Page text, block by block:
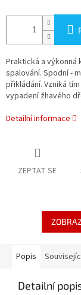
Praktická a
spalování. Spodní -
přikládání. Vzniká
vypadení žhavého
Detailní informace
ZEPTAT SE
Popis
Detailní